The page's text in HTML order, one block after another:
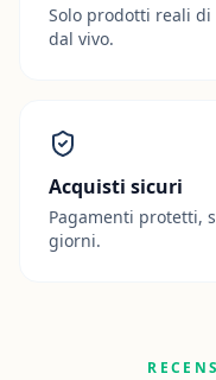
Solo prodotti reali
dal vivo.
Acquisti sicuri
Pagamenti protetti,
giorni.